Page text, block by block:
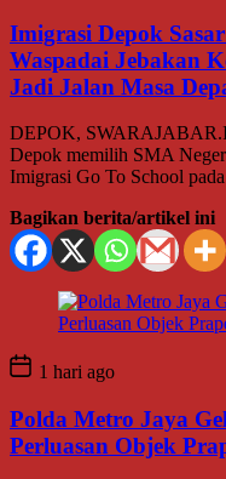
Imigrasi Depok
Waspadai Jebakan
Jadi Jalan Masa
DEPOK,
Depok memilih SMA
Imigrasi Go To School
Bagikan berita/artikel ini
1 hari ago
Polda Metro Jaya
Perluasan Objek